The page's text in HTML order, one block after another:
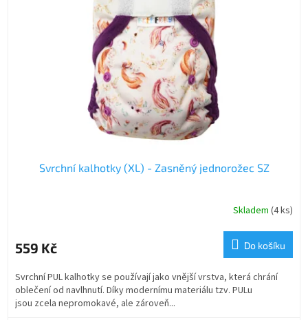
Svrchní kalhotky (XL) - Zasněný jednorožec SZ
Skladem (4 ks)
559 Kč Do košíku
Svrchní PUL kalhotky se používají jako vnější vrstva, která chrání
oblečení od navlhnutí. Díky modernímu materiálu tzv. PULu
jsou zcela nepromokavé, ale zároveň...